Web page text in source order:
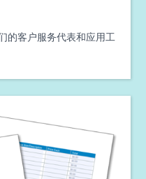
的客户服务代表和应用工